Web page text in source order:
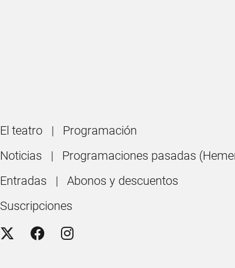
El teatro
Programación
Noticias
Programaciones pasadas
Entradas
Abonos y descuentos
Suscripciones